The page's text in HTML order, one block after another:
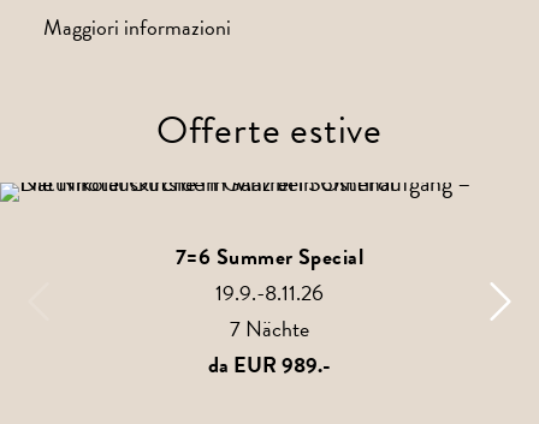
Maggiori informazioni
Offerte estive
7=6 Summer Special
19.9.-8.11.26
7 Nächte
da EUR 989.-